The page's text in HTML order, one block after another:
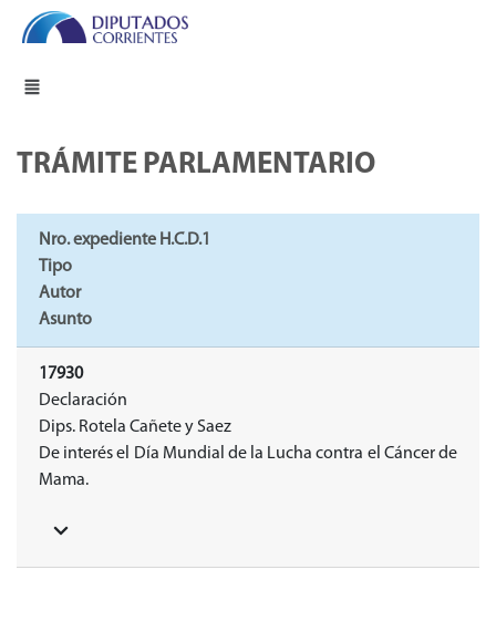
TRÁMITE PARLAMENTARIO
Nro. expediente H.C.D.1
Tipo
Autor
Asunto
17930
Declaración
Dips. Rotela Cañete y Saez
De interés el Día Mundial de la Lucha contra el Cáncer de
Mama.